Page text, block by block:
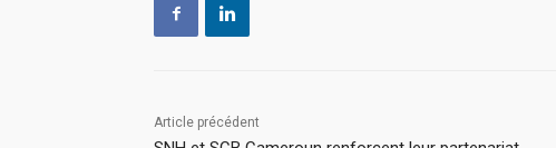
Article précédent